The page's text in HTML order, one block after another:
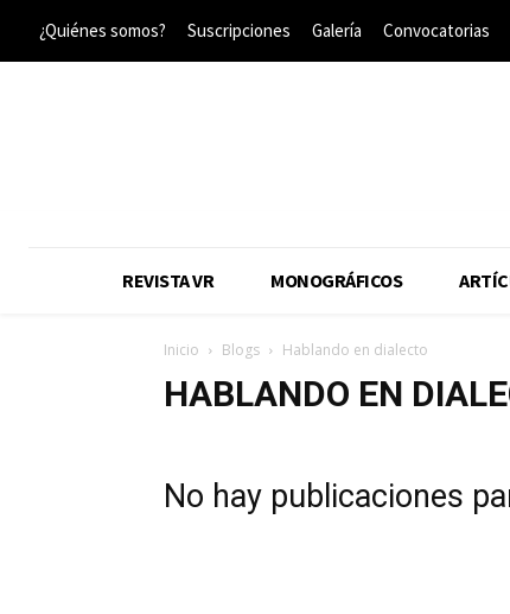
¿Quiénes somos? Suscripciones Galería Convocatorias
REVISTA VR MONOGRÁFICOS
Inicio Blogs Hablando en dialecto
HABLANDO EN
No hay publicaciones